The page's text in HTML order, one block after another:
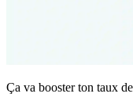
Ça va booster ton taux